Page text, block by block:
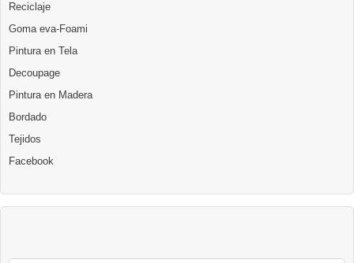
Reciclaje
Goma eva-Foami
Pintura en Tela
Decoupage
Pintura en Madera
Bordado
Tejidos
Facebook